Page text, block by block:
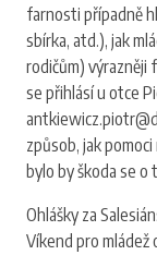
farnosti případně
sbírka, atd.), jak
rodičům) výrazněji
se přihlásí u otce
způsob, jak
bylo by škoda se o
Ohlášky za
Víkend pro mládež